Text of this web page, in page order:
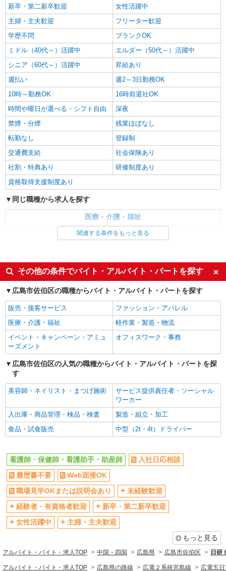
≪楽々園駅≫年齢不問！０からスタートでも活
躍できる看護助手♪
時給1500円〜2125円 ＜日払い有/週払い有/交
通費全支給(ガソリン代含む)＞
広島市佐伯区
キープ
派遣社員
株式会社kotrio /●HR-H-1880319
＜楽々園駅＞綺麗な病院の看護助手
時給1450円〜1937円 ＜日払い有/週払い有/交
通費全支給(ガソリン代含む)＞
広島市佐伯区
詳細を見る
株式会社kotrio /●HR-H-2093173
≪五日市駅≫年齢不問！０からスタートでも活
躍できる看護助手♪
時給1350円〜1937円 ＜日払い有/週払い有/交
キープ 詳細を見る
派遣社員
株式会社kotrio /●HR-H-1734087
デイサービスの看護師＊日払いOK！推し活の
軍資金も即ゲット◎
キープ 詳細を見る
派遣社員
株式会社kotrio /●HR-H-1990934
楽々園駅＊看護助手＊日払いOK！推し活の軍
時給1350円〜1937円 ＜日払い有/週払い有/交
通費全支給(ガソリン代含む)＞
広島市佐伯区
キープ 詳細を見る
派遣社員 職業紹介
病院における看護助手（ナースエイド）
新卒・第二新卒歓迎
女性活躍中
主婦・主夫歓迎
フリーター歓迎
学歴不問
ブランクOK
ミドル（40代～）活躍中
エルダー（50代～）活躍中
シニア（60代～）活躍中
昇給あり
週払い
週2～3日勤務OK
10時～勤務OK
16時前退社OK
時間や曜日が選べる・シフト自由
深夜
禁煙・分煙
残業ほぼなし
転勤なし
登録制
交通費支給
社会保険あり
社割・特典あり
研修制度あり
資格取得支援制度あり
同じ職種から求人を探す
医療・介護・福祉
看護師・保健師・看護助手・助産師
未経験歓迎
ミドル（40代～）活躍中
週2～3日勤務OK
深夜
交通費支給
社会保険あり
関連する条件をもっと見る
その他の条件でバイト・アルバイト・パートを探す
広島市佐伯区の職種からバイト・アルバイト・パートを探す
販売・接客サービス
ファッション・アパレル
医療・介護・福祉
軽作業・製造・物流
イベント・キャンペーン・アミュ
ーズメント
オフィスワーク・事務
広島市佐伯区の人気の職種からバイト・アルバイト・パートを探
す
美容師・ネイリスト・まつげ施術
サービス提供責任者・ソーシャル
ワーカー
入出庫・商品管理・検品・検査
製造・組立・加工
食品・試食販売
中型（2t・4t）ドライバー
看護師・保健師・看護助手・助産師
入社日応相談
履歴書不要
Web面接OK
職場見学OKまたは説明会あり
未経験歓迎
経験者・有資格者歓迎
新卒・第二新卒歓迎
女性活躍中
主婦・主夫歓迎
もっと見る
アルバイト・バイト・求人TOP 中国・四国 広島県 広島市佐伯区 日研
アルバイト・バイト・求人TOP 広島県の路線 広電２系統宮島線 広電五